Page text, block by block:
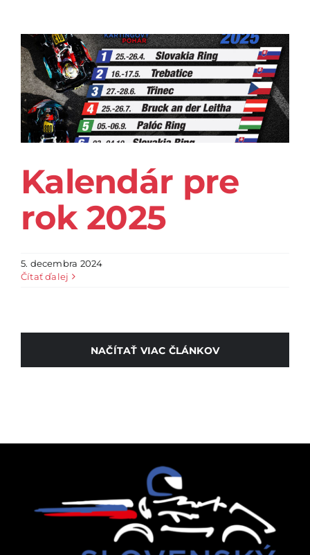
Kalendár pre
rok 2025
5. decembra 2024
Čítať ďalej
NAČÍTAŤ VIAC ČLÁNKOV